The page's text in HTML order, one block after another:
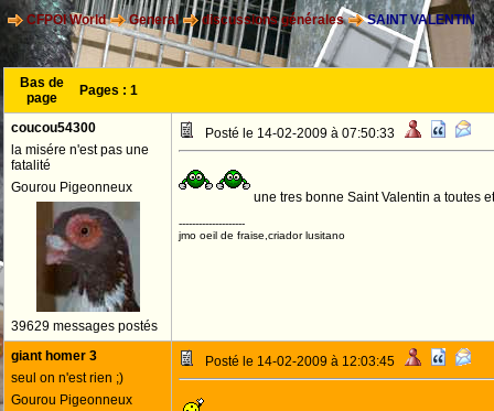
CFPOI World General discussions générales SAINT VALENTIN
Bas de
page
Pages : 1
coucou54300
la misére n'est pas une
fatalité
Gourou Pigeonneux
39629 messages postés
Posté le 14-02-2009 à 07:50:33
une tres bonne Saint Valentin a toutes
--------------------
jmo oeil de fraise,criador lusitano
giant homer 3
seul on n'est rien ;)
Gourou Pigeonneux
Posté le 14-02-2009 à 12:03:45